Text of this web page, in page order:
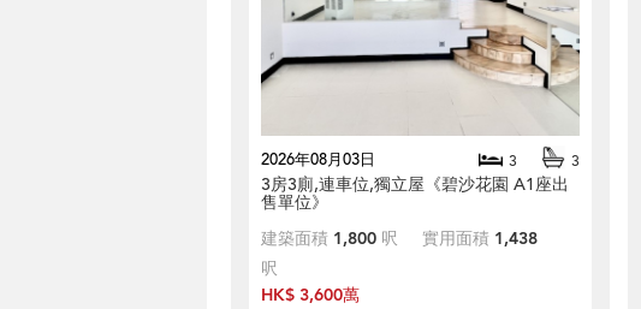
2026年08月03日 3 3
3房3廁,連車位,獨立屋《碧沙花園 A1座出
售單位》
建築面積 1,800 呎 實用面積 1,438
呎
HK$ 3,600萬